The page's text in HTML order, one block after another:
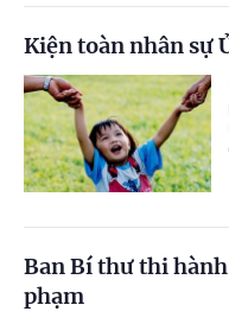
Kiện toàn nhân sự
Ban Bí thư thi
phạm